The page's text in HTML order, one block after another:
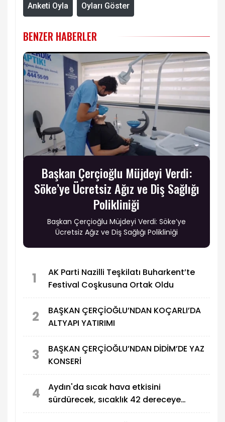
Anketi Oyla Oyları Göster
BENZER HABERLER
Başkan Çerçioğlu Müjdeyi Verdi:
Söke’ye Ücretsiz Ağız ve Diş Sağlığı
Polikliniği
Başkan Çerçioğlu Müjdeyi Verdi: Söke’ye
Ücretsiz Ağız ve Diş Sağlığı Polikliniği
1
AK Parti Nazilli Teşkilatı Buharkent’te
Festival Coşkusuna Ortak Oldu
2
BAŞKAN ÇERÇİOĞLU’NDAN KOÇARLI’DA
ALTYAPI YATIRIMI
3
BAŞKAN ÇERÇİOĞLU’NDAN DİDİM’DE YAZ
KONSERİ
4
Aydın'da sıcak hava etkisini
sürdürecek, sıcaklık 42 dereceye